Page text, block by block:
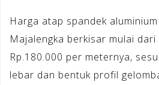
Harga atap spandek
Majalengka berkisar mulai dari
Rp.180.000 per meternya,
lebar dan bentuk profil